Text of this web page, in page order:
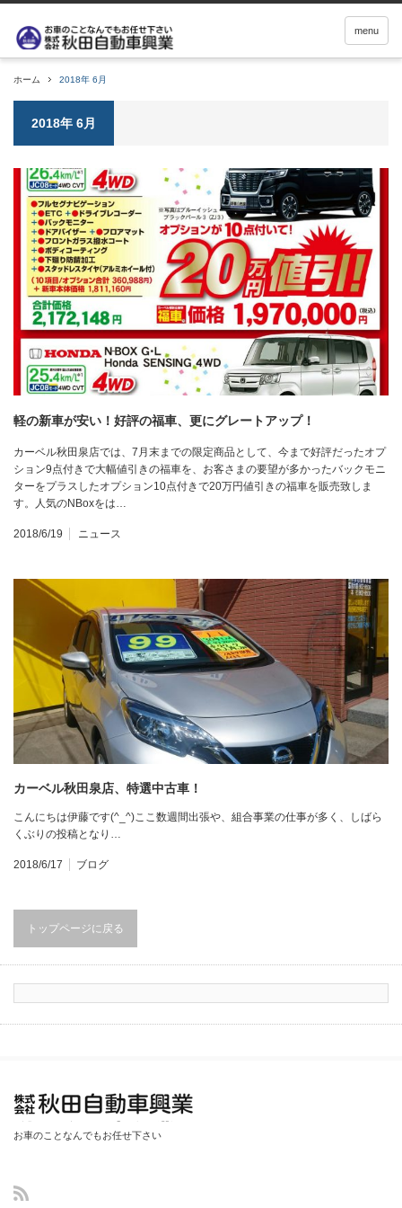
menu
ホーム 2018年 6月
2018年 6月
軽の新車が安い！好評の福車、更にグレートアップ！
カーベル秋田泉店では、7月末までの限定商品として、今まで好評だったオプ
ション9点付きで大幅値引きの福車を、お客さまの要望が多かったバックモニ
ターをプラスしたオプション10点付きで20万円値引きの福車を販売致しま
す。人気のNBoxをは…
2018/6/19 ニュース
カーベル秋田泉店、特選中古車！
こんにちは伊藤です(^_^)ここ数週間出張や、組合事業の仕事が多く、しばら
くぶりの投稿となり…
2018/6/17 ブログ
トップページに戻る
秋田自動車興業
鈑金塗装修理)
お車のことなんでもお任せ下さい